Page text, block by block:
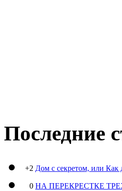
Последние
+2 Дом с секретом, или Как
0 НА ПЕРЕКРЕСТКЕ